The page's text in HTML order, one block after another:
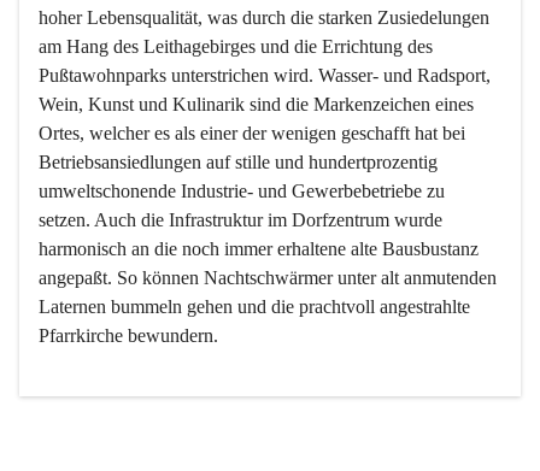
hoher Lebensqualität, was durch die starken Zusiedelungen
am Hang des Leithagebirges und die Errichtung des
Pußtawohnparks unterstrichen wird. Wasser- und Radsport,
Wein, Kunst und Kulinarik sind die Markenzeichen eines
Ortes, welcher es als einer der wenigen geschafft hat bei
Betriebsansiedlungen auf stille und hundertprozentig
umweltschonende Industrie- und Gewerbebetriebe zu
setzen. Auch die Infrastruktur im Dorfzentrum wurde
harmonisch an die noch immer erhaltene alte Bausbustanz
angepaßt. So können Nachtschwärmer unter alt anmutenden
Laternen bummeln gehen und die prachtvoll angestrahlte
Pfarrkirche bewundern.
Der Weinbau dominert heute nicht mehr, ist aber integrativer